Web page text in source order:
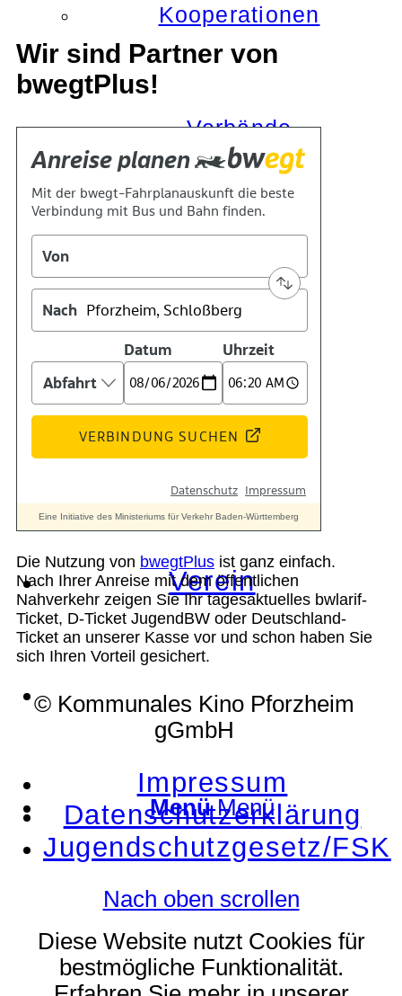
Kooperationen
Verbände
Geschichte
Technik
Verein
Suche
Menü Menü
Wir sind Partner von
bwegtPlus!
Die Nutzung von bwegtPlus ist ganz einfach.
Nach Ihrer Anreise mit dem öffentlichen
Nahverkehr zeigen Sie Ihr tagesaktuelles bwlarif-
Ticket, D-Ticket JugendBW oder Deutschland-
Ticket an unserer Kasse vor und schon haben Sie
sich Ihren Vorteil gesichert.
© Kommunales Kino Pforzheim
gGmbH
Impressum
Datenschutzerklärung
Jugendschutzgesetz/FSK
Nach oben scrollen
Diese Website nutzt Cookies für
bestmögliche Funktionalität.